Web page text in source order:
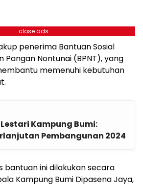
close ads
penerima Bantuan Sosial
Pangan Nontunai (BPNT), yang
memenuhi kebutuhan
Kampung Bumi:
Pembangunan 2024
bantuan ini dilakukan secara
Kampung Bumi Dipasena Jaya,